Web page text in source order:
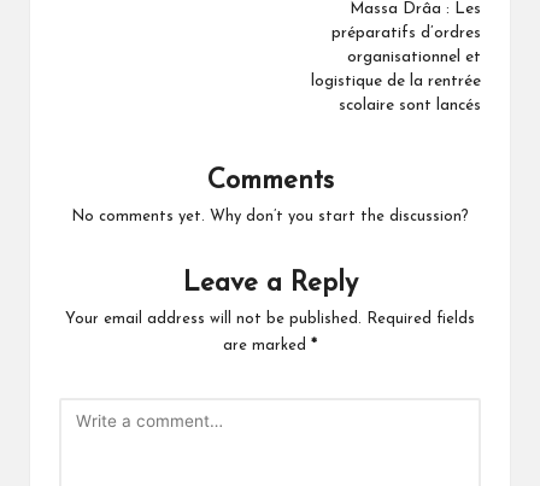
Massa Drâa : Les
préparatifs d’ordres
organisationnel et
logistique de la rentrée
scolaire sont lancés
Comments
No comments yet. Why don’t you start the discussion?
Leave a Reply
Your email address will not be published.
Required fields
are marked *